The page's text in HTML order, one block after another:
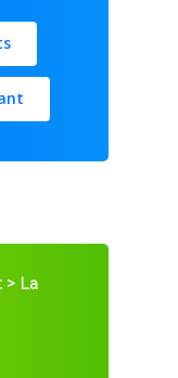
> La
trains